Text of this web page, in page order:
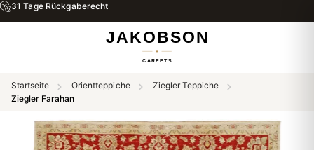
31 Tage Rückgaberecht
Startseite Orientteppiche
Ziegler Teppiche
Ziegler Farahan